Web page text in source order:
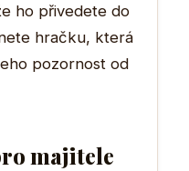
ho přivedete do
hračku, která
pozornost od
majitele